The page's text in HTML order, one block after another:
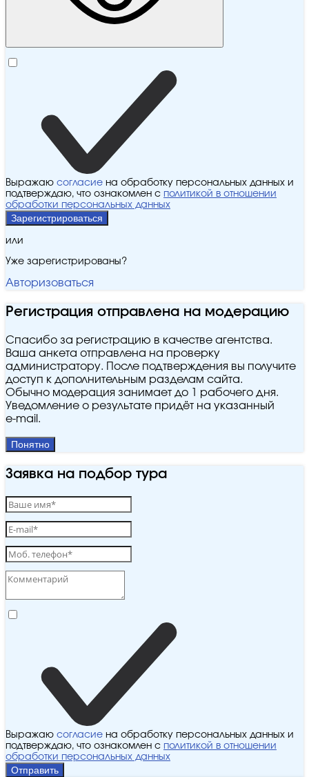
Выражаю согласие на обработку персональных данных и
подтверждаю, что ознакомлен с политикой в отношении
обработки персональных данных
Зарегистрироваться
или
Уже зарегистрированы?
Авторизоваться
Регистрация отправлена на модерацию
Спасибо за регистрацию в качестве агентства.
Ваша анкета отправлена на проверку
администратору. После подтверждения вы получите
доступ к дополнительным разделам сайта.
Обычно модерация занимает до 1 рабочего дня.
Уведомление о результате придёт на указанный
e‑mail.
Понятно
Заявка на подбор тура
Выражаю согласие на обработку персональных данных и
подтверждаю, что ознакомлен с политикой в отношении
обработки персональных данных
Отправить